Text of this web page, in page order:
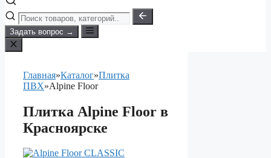
Задать вопрос →
Главная»Каталог»Плитка
ПВХ»Alpine Floor
Плитка Alpine Floor в
Красноярске